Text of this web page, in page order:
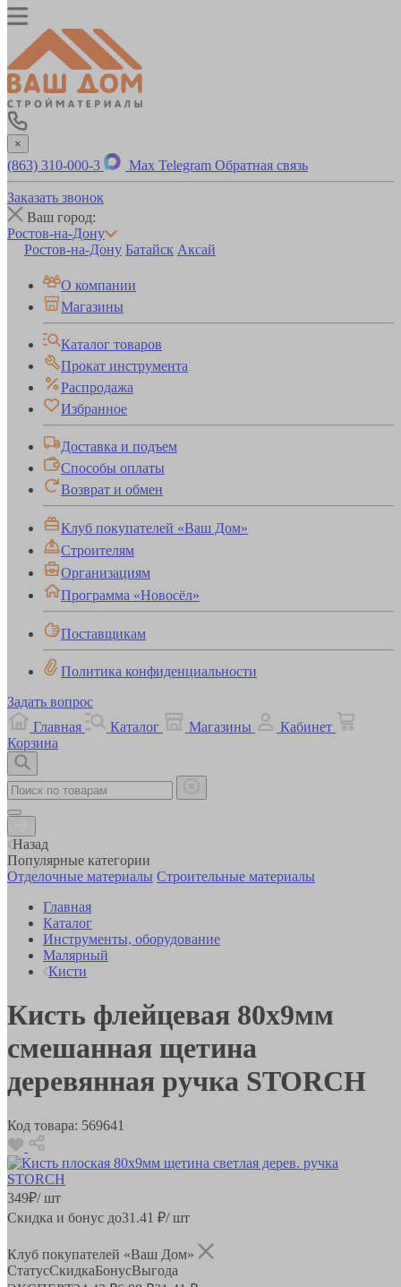
×
(863) 310-000-3 Max Telegram Обратная связь
Заказать звонок
Ваш город:
Ростов-на-Дону
Ростов-на-Дону Батайск Аксай
О компании
Магазины
Каталог товаров
Прокат инструмента
Распродажа
Избранное
Доставка и подъем
Способы оплаты
Возврат и обмен
Клуб покупателей «Ваш Дом»
Строителям
Организациям
Программа «Новосёл»
Поставщикам
Политика конфиденциальности
Задать вопрос
Главная
Каталог Магазины
Кабинет
Корзина
Назад
Популярные категории
Отделочные материалы Строительные материалы
Главная
Каталог
Инструменты, оборудование
Малярный
Кисти
Кисть флейцевая 80х9мм
смешанная щетина
деревянная ручка STORCH
Код товара: 569641
349₽/ шт
Скидка и бонус до31.41 ₽/ шт
Клуб покупателей «Ваш Дом»
СтатусСкидкаБонусВыгода